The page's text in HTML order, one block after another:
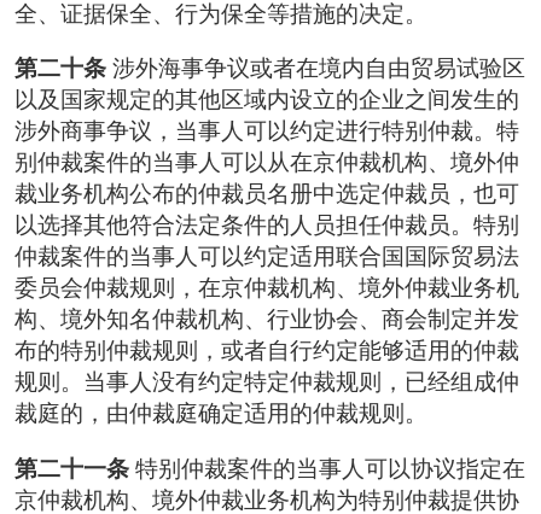
全、证据保全、行为保全等措施的决定。
第二十条 涉外海事争议或者在境内自由贸易试验区
以及国家规定的其他区域内设立的企业之间发生的
涉外商事争议，当事人可以约定进行特别仲裁。特
别仲裁案件的当事人可以从在京仲裁机构、境外仲
裁业务机构公布的仲裁员名册中选定仲裁员，也可
以选择其他符合法定条件的人员担任仲裁员。特别
仲裁案件的当事人可以约定适用联合国国际贸易法
委员会仲裁规则，在京仲裁机构、境外仲裁业务机
构、境外知名仲裁机构、行业协会、商会制定并发
布的特别仲裁规则，或者自行约定能够适用的仲裁
规则。当事人没有约定特定仲裁规则，已经组成仲
裁庭的，由仲裁庭确定适用的仲裁规则。
第二十一条特别仲裁案件的当事人可以协议指定在
京仲裁机构、境外仲裁业务机构为特别仲裁提供协